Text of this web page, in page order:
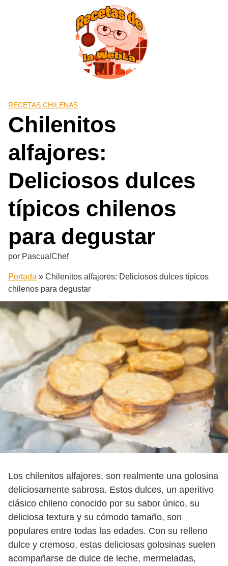
RECETAS CHILENAS
Chilenitos
alfajores:
Deliciosos dulces
típicos chilenos
para degustar
por PascualChef
Portada » Chilenitos alfajores: Deliciosos dulces típicos
chilenos para degustar
Los chilenitos alfajores, son realmente una golosina
deliciosamente sabrosa. Estos dulces, un aperitivo
clásico chileno conocido por su sabor único, su
deliciosa textura y su cómodo tamaño, son
populares entre todas las edades. Con su relleno
dulce y cremoso, estas deliciosas golosinas suelen
acompañarse de dulce de leche, mermeladas,